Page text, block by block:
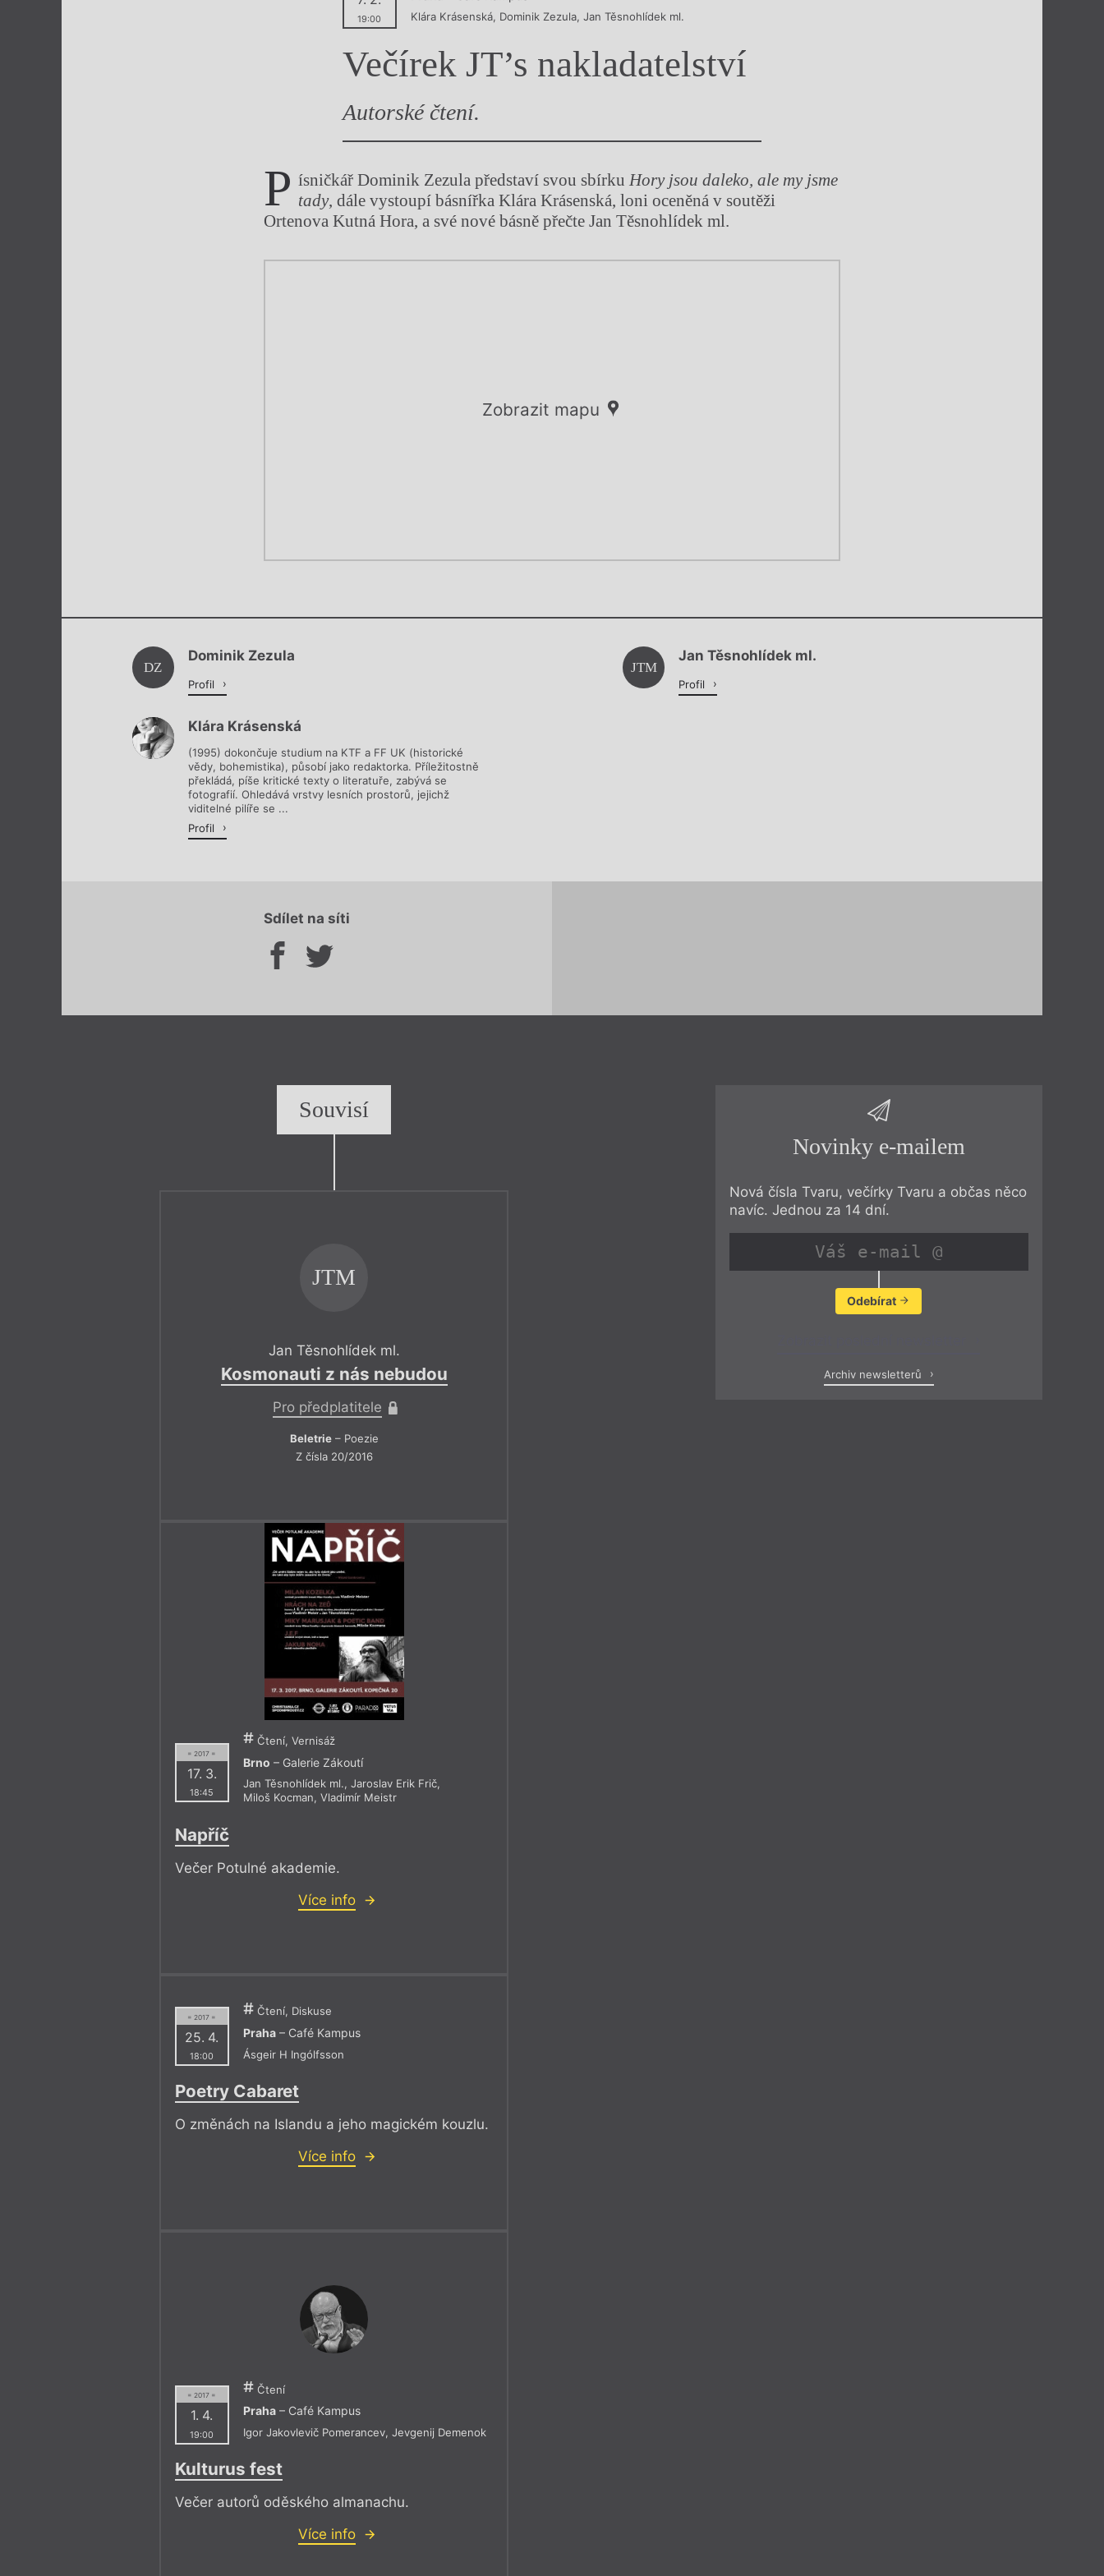
Výroční ceny
19:00 Klára Krásenská, Dominik Zezula, Jan Těsnohlídek ml.
Večírek JT’s nakladatelství
Autorské čtení.
P ísničkář Dominik Zezula představí svou sbírku Hory jsou daleko, ale my jsme
tady, dále vystoupí básnířka Klára Krásenská, loni oceněná v soutěži
Ortenova Kutná Hora, a své nové básně přečte Jan Těsnohlídek ml.
Zobrazit mapu
Chviličku.
DZ
Dominik Zezula
Profil
JTM
Jan Těsnohlídek ml.
Profil
Klára Krásenská
(1995) dokončuje studium na KTF a FF UK (historické
vědy, bohemistika), působí jako redaktorka. Příležitostně
překládá, píše kritické texty o literatuře, zabývá se
fotografií. Ohledává vrstvy lesních prostorů, jejichž
viditelné pilíře se ...
Profil
Sdílet na síti
Souvisí
JTM
Jan Těsnohlídek ml.
Kosmonauti z nás nebudou
Pro předplatitele
Beletrie– Poezie
Z čísla 20/2016
= 2017 =
17. 3.
18:45
Čtení, Vernisáž
Brno – Galerie Zákoutí
Jan Těsnohlídek ml.,Jaroslav Erik Frič,
Miloš Kocman,Vladimír Meistr
Napříč
Večer Potulné akademie.
Více info
= 2017 =
25. 4.
18:00
Čtení, Diskuse
Praha – Café Kampus
Ásgeir H Ingólfsson
Poetry Cabaret
O změnách na Islandu a jeho magickém kouzlu.
Více info
= 2017 =
1. 4.
19:00
Čtení
Praha – Café Kampus
Igor Jakovlevič Pomerancev,Jevgenij Demenok
Kulturus fest
Večer autorů oděského almanachu.
Více info
Novinky e-mailem
Nová čísla Tvaru, večírky Tvaru a občas něco
navíc. Jednou za 14 dní.
Odebírat
Archiv newsletterů